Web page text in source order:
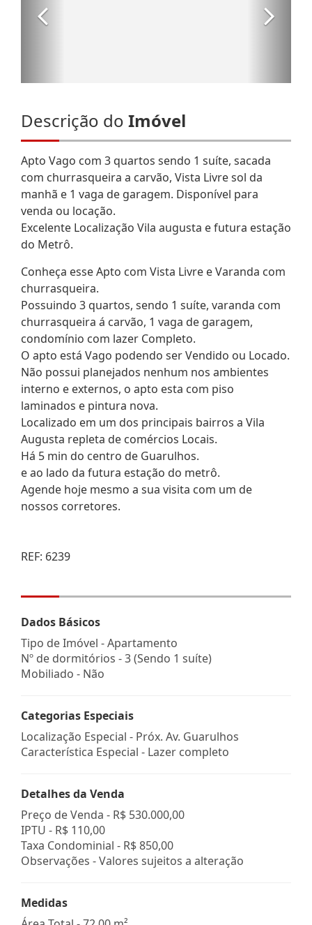
Descrição do Imóvel
Apto Vago com 3 quartos sendo 1 suíte, sacada
com churrasqueira a carvão, Vista Livre sol da
manhã e 1 vaga de garagem. Disponível para
venda ou locação.
Excelente Localização Vila augusta e futura estação
do Metrô.
Conheça esse Apto com Vista Livre e Varanda com
churrasqueira.
Possuindo 3 quartos, sendo 1 suíte, varanda com
churrasqueira á carvão, 1 vaga de garagem,
condomínio com lazer Completo.
O apto está Vago podendo ser Vendido ou Locado.
Não possui planejados nenhum nos ambientes
interno e externos, o apto esta com piso
laminados e pintura nova.
Localizado em um dos principais bairros a Vila
Augusta repleta de comércios Locais.
Há 5 min do centro de Guarulhos.
e ao lado da futura estação do metrô.
Agende hoje mesmo a sua visita com um de
nossos corretores.
REF: 6239
Dados Básicos
Tipo de Imóvel - Apartamento
Nº de dormitórios - 3 (Sendo 1 suíte)
Mobiliado - Não
Categorias Especiais
Localização Especial - Próx. Av. Guarulhos
Característica Especial - Lazer completo
Detalhes da Venda
Preço de Venda - R$ 530.000,00
IPTU - R$ 110,00
Taxa Condominial - R$ 850,00
Observações - Valores sujeitos a alteração
Medidas